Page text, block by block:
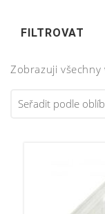
FILTROVAT
Zobrazuji všechny